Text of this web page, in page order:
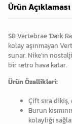
Ürün Açıklaması
SB Vertebrae 'Dark
kolay aşınmayan
sunar. Nike'ın
bir retro hava katar.
Ürün Özellikleri:
Çift sıra dikiş,
Burun
kolaylığı